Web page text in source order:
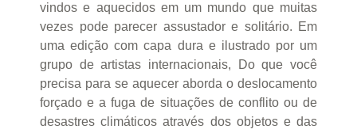
vindos e aquecidos em um mundo que muitas
vezes pode parecer assustador e solitário. Em
uma edição com capa dura e ilustrado por um
grupo de artistas internacionais, Do que você
precisa para se aquecer aborda o deslocamento
forçado e a fuga de situações de conflito ou de
desastres climáticos através dos objetos e das